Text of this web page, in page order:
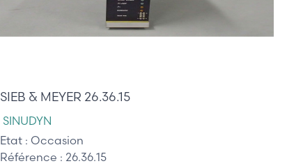
SIEB & MEYER 26.36.15
SINUDYN
Etat : Occasion
Référence : 26.36.15